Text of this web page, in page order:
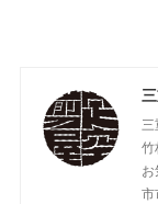
市